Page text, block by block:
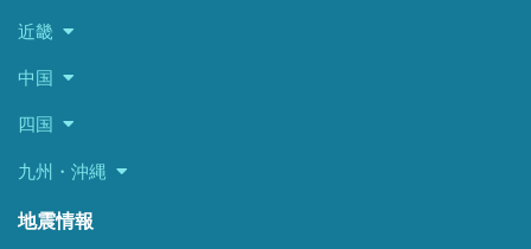
近畿
中国
四国
九州・沖縄
地震情報